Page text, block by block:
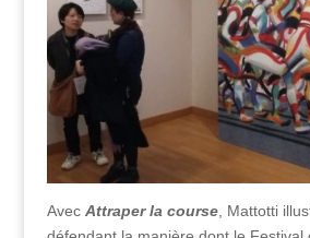
Avec Attraper la course, Mattotti